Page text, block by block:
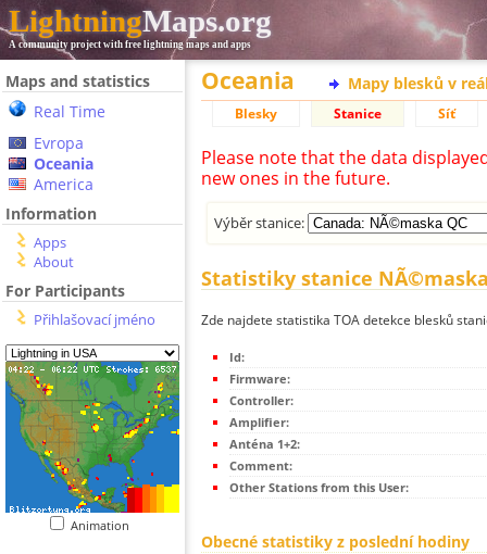
LightningMaps.org
A community project with free lightning maps and apps
Maps and statistics
Real Time
Evropa
Oceania
America
Information
Apps
About
For Participants
Přihlašovací jméno
Animation
Oceania Mapy blesků v
Blesky Stanice Síť
Please note that the data
new ones in the future.
Výběr stanice:
Statistiky stanice
Zde najdete statistika TOA detekce blesků
Id:
Firmware:
Controller:
Amplifier:
Anténa 1+2:
Comment:
Other Stations from this User:
Obecné statistiky z poslední hodiny